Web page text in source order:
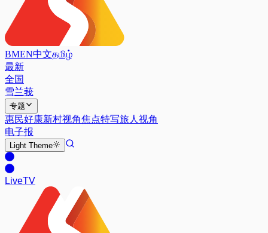
BMEN中文தமிழ்
最新
全国
雪兰莪
专题
惠民好康新村视角焦点特写旅人视角
电子报
Light Theme
LiveTV